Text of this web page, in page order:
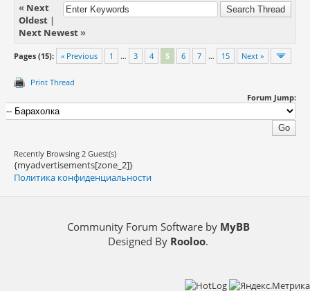
« Next
Oldest|
Next Newest»
Pages (15): « Previous 1 … 3 4 5 6 7 … 15 Next »
Print Thread
Forum Jump:
Recently Browsing 2 Guest(s)
{myadvertisements[zone_2]}
Политика конфиденциальности
Community Forum Software by MyBB
Designed By Rooloo.